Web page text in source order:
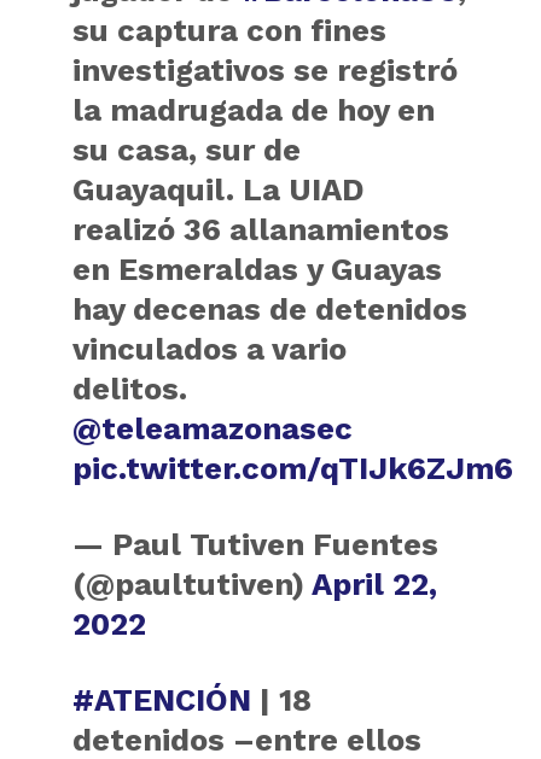
su captura con fines
investigativos se registró
la madrugada de hoy en
su casa, sur de
Guayaquil. La UIAD
realizó 36 allanamientos
en Esmeraldas y Guayas
hay decenas de detenidos
vinculados a vario
delitos.
@teleamazonasec
pic.twitter.com/qTIJk6ZJm6
— Paul Tutiven Fuentes
(@paultutiven)April 22,
2022
#ATENCIÓN | 18
detenidos –entre ellos